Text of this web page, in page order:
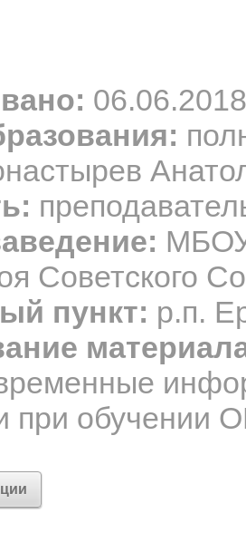
06.06.2018
Советского
пункт: р.п.
при обучении